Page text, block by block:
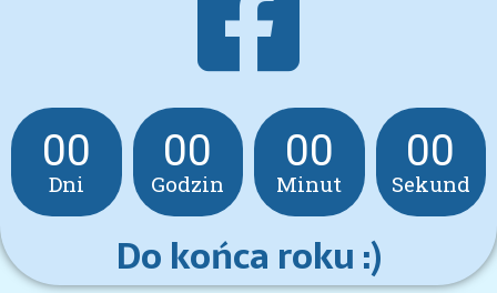
00
Dni
00
Godzin
00
Minut
00
Sekund
Do końca roku :)